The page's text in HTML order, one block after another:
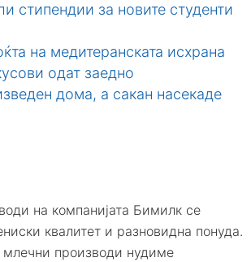
стипендии за новите студенти
на медитеранската исхрана
одат заедно
дома, а сакан насекаде
на компанијата Бимилк се
квалитет и разновидна понуда.
производи нудиме